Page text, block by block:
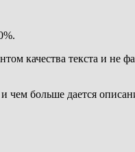
качества текста и не
чем больше дается